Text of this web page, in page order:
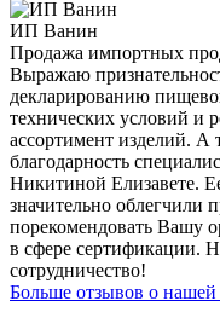
ИП Ванин
Продажа импортных
Выражаю
декларированию
технических условий и
ассортимент изделий.
благодарность
Никитиной Елизавете.
значительно облегчили
порекомендовать Вашу
в сфере сертификации.
сотрудничество!
Больше отзывов о нашей